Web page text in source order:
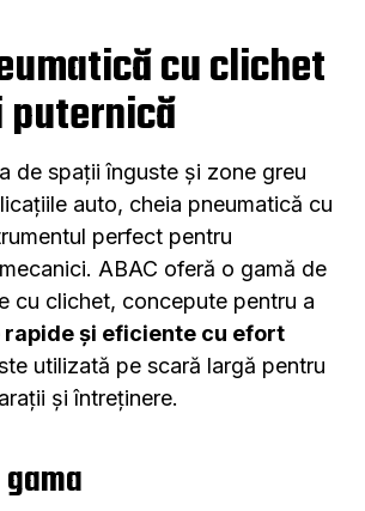
cu clichet
puternică
de spații înguste și zone greu
auto, cheia pneumatică cu
perfect pentru
ABAC oferă o gamă de
cu clichet, concepute pentru a
și eficiente cu efort
utilizată pe scară largă pentru
și întreținere.